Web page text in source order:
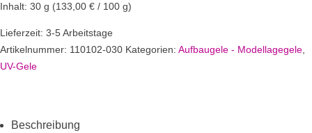
Inhalt: 30 g (133,00 € / 100 g)
Lieferzeit: 3-5 Arbeitstage
Artikelnummer: 110102-030 Kategorien: Aufbaugele - Modellagegele
UV-Gele
Beschreibung